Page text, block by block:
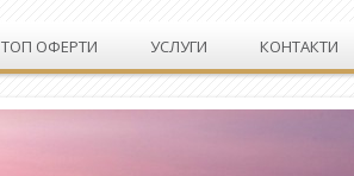
ТОП ОФЕРТИ УСЛУГИ КОНТАКТИ